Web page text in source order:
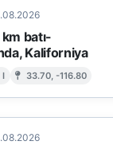
batı-
Kaliforniya
I 33.70, -116.80